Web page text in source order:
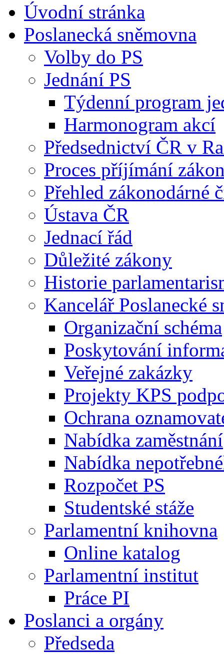
Úvodní stránka
Poslanecká sněmovna
Volby do PS
Jednání PS
Týdenní program
Harmonogram akcí
Předsednictví ČR v
Proces příjímání
Přehled zákonodárné
Ústava ČR
Jednací řád
Důležité zákony
Historie
Kancelář Poslanecké
Organizační schéma
Poskytování
Veřejné zakázky
Projekty KPS
Ochrana
Nabídka zaměstnání
Nabídka
Rozpočet PS
Studentské stáže
Parlamentní knihovna
Online katalog
Parlamentní institut
Práce PI
Poslanci a orgány
Předseda